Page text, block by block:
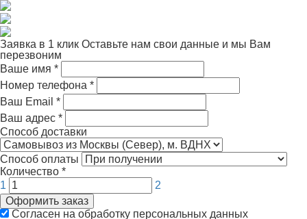
Заявка в 1 клик Оставьте нам свои данные и мы Вам
перезвоним
Ваше имя *
Номер телефона *
Ваш Email *
Ваш адрес *
Способ доставки
Способ оплаты
Количество *
1
2
Оформить заказ
Согласен на обработку персональных данных